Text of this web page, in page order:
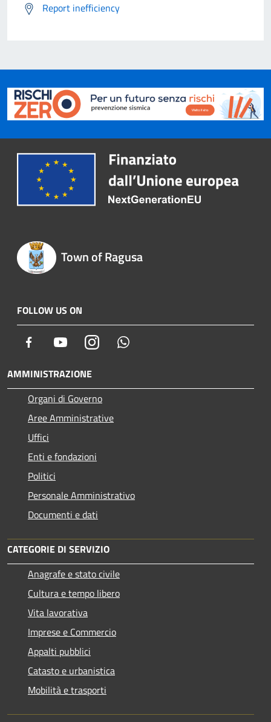
Report inefficiency
Town of Ragusa
FOLLOW US ON
Facebook YoutubeInstagram
AMMINISTRAZIONE
Organi di Governo
Aree Amministrative
Uffici
Enti e fondazioni
Politici
Personale Amministrativo
Documenti e dati
CATEGORIE DI SERVIZIO
Anagrafe e stato civile
Cultura e tempo libero
Vita lavorativa
Imprese e Commercio
Appalti pubblici
Catasto e urbanistica
Mobilità e trasporti